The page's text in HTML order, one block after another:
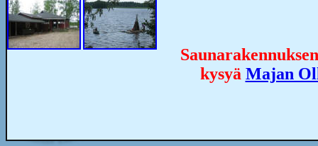
kysyä Majan